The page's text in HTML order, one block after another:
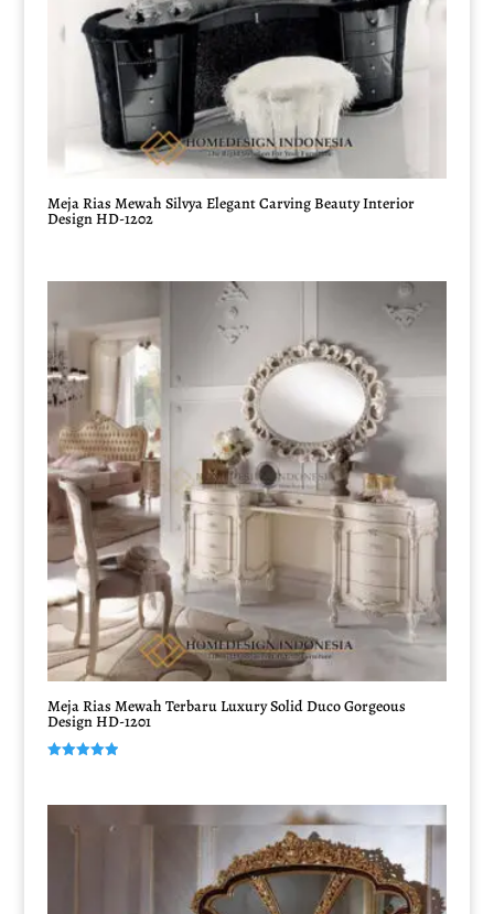
Meja Rias Mewah Silvya Elegant Carving Beauty Interior
Design HD-1202
Meja Rias Mewah Terbaru Luxury Solid Duco Gorgeous
Design HD-1201